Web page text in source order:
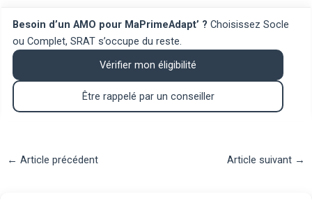
Besoin d’un AMO pour MaPrimeAdapt’ ? Choisissez Socle
ou Complet, SRAT s’occupe du reste.
Vérifier mon éligibilité
Être rappelé par un conseiller
Navigation
← Article précédent Article suivant →